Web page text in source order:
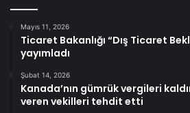
Mayıs 11, 2026
Ticaret Bakanlığı “Dış Ticaret
yayımladı
Şubat 14, 2026
Kanada’nın gümrük vergileri
veren vekilleri tehdit etti